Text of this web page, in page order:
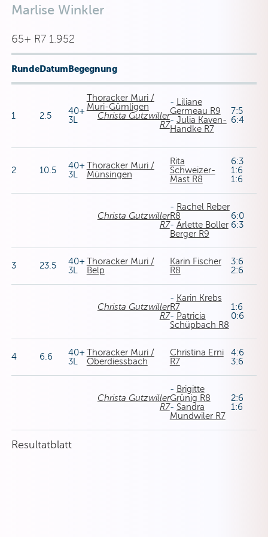
Marlise Winkler
65+ R7 1.952
RundeDatumBegegnung
1 2.5
40+
3L
Thoracker Muri /
Muri-Gümligen
Christa Gutzwiller
R7
-
Liliane
Germeau R9
- Julia Kaven-
Handke R7
7:5
6:4
2 10.5
40+
3L
Thoracker Muri /
Münsingen
Rita
Schweizer-
Mast R8
6:3
1:6
1:6
Christa Gutzwiller
R7
- Rachel Reber
R8
- Arlette Boller
Berger R9
6:0
6:3
3 23.5
40+
3L
Thoracker Muri /
Belp
Karin Fischer
R8
3:6
2:6
Christa Gutzwiller
R7
- Karin Krebs
R7
- Patricia
Schüpbach R8
1:6
0:6
4 6.6
40+
3L
Thoracker Muri /
Oberdiessbach
Christina Erni
R7
4:6
3:6
Christa Gutzwiller
R7
- Brigitte
Grünig R8
- Sandra
Mundwiler R7
2:6
1:6
Resultatblatt